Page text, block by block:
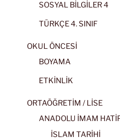
SOSYAL BİLGİLER 4
TÜRKÇE 4. SINIF
OKUL ÖNCESİ
BOYAMA
ETKİNLİK
ORTAÖĞRETİM / LİSE
ANADOLU İMAM
İSLAM TARİHİ